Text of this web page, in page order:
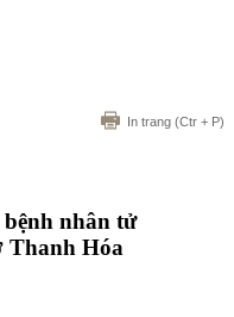
In trang (Ctr + P)
bệnh nhân tử
Thanh Hóa